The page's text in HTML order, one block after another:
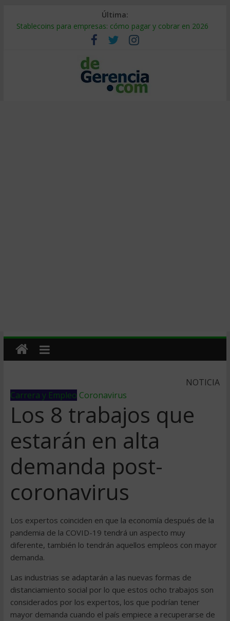
Última:
Stablecoins para empresas: cómo pagar y cobrar en 2026
Despido silencioso: qué es y por qué sale tan caro
IA en selección de personal: cómo auditarla a tiempo
Trabajo forzoso en la cadena de suministro: qué hacer
Mercado hispano de EE. UU.: cómo segmentarlo y venderle
NOTICIA
Carrera y Empleo Coronavirus
Los 8 trabajos que
estarán en alta
demanda post-
coronavirus
Los expertos coinciden en que la economía después de la
pandemia de la COVID-19 tendrá un aspecto muy
diferente, también lo tendrán aquellos empleos con mayor
demanda.
Las industrias se adaptarán a las nuevas formas de
distanciamiento social por lo que estos ocho trabajos son
considerados por los expertos, los que podrían tener
mayor demanda cuando el país empiece a recuperarse de